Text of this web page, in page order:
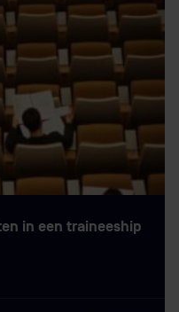
in een traineeship